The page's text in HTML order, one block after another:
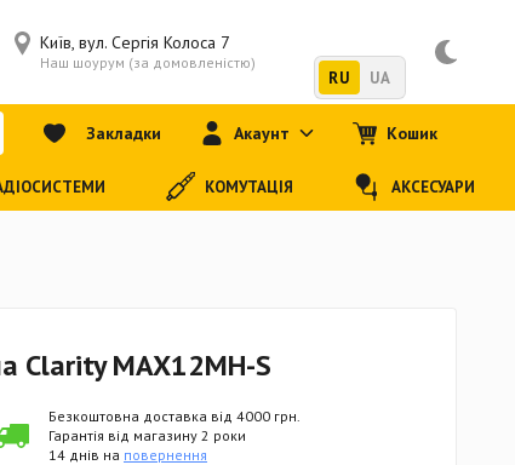
Clarity MAX12MH-S
Безкоштовна доставка від 4000 грн.
Гарантія від магазину 2 роки
14 днів на повернення
Київ, вул. Сергія Колоса 7
Наш шоурум (за домовленістю)
RU UA
Закладки Акаунт Кошик
КОМУТАЦІЯ АКСЕСУАРИ